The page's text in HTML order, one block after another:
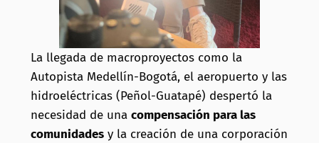
La llegada de macroproyectos como la
Autopista Medellín-Bogotá, el aeropuerto y las
hidroeléctricas (Peñol-Guatapé) despertó la
necesidad de una compensación para las
comunidadesy la creación de una corporación